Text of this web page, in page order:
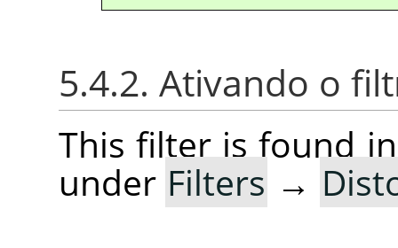
5.4.2. Ativando o
This filter is found
under Filters →